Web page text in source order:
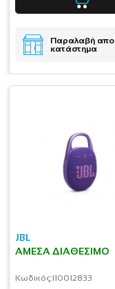
Παραλαβή απο
κατάστημα
JBL
ΆΜΕΣΑ ΔΙΑΘΈΣΙΜΟ
Κωδικός:I10012833